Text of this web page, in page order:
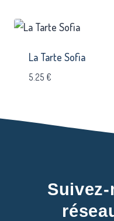
La Tarte Sofia
5.25 €